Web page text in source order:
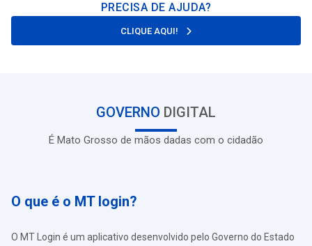
PRECISA DE AJUDA?
CLIQUE AQUI!
GOVERNO DIGITAL
É Mato Grosso de mãos dadas com o cidadão
O que é o MT login?
O MT Login é um aplicativo desenvolvido pelo Governo do Estado